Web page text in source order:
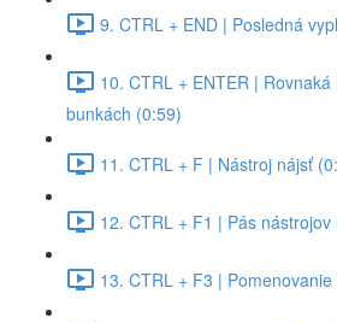
9. CTRL + END | Posledná
10. CTRL + ENTER |
bunkách (0:59)
11. CTRL + F | Nástroj nájsť
12. CTRL + F1 | Pás nástrojov
13. CTRL + F3 |